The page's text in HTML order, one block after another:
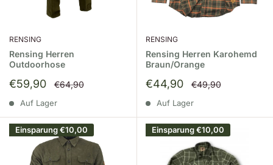
RENSING
Rensing Herren
Outdoorhose
Sonderpreis
€59,90 Normalpreis
€64,90
Auf Lager
RENSING
Rensing Herren Karohemd
Braun/Orange
Sonderpreis
€44,90 Normalpreis
€49,90
Auf Lager
Einsparung€10,00 Einsparung€10,00